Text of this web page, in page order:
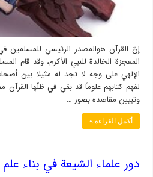
إنّ القرآن هوالمصدر الرئيسي للمسلمين
المعجزة الخالدة للنبي الأكرم، وقد قام
الإلهي على وجه لا تجد له مثيلا بين
لفهم كتابهم علوماً قد بقي في ظلّها القرآن
وتبيين مقاصده بصور …
أكمل القراءة »
دور علماء الشيعة في بناء